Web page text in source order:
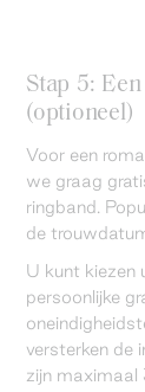
Stap 5:
(optioneel)
Voor een
we graag
ringband.
de
U kunt kiezen
persoonlijke
versterken de
zijn maximaal